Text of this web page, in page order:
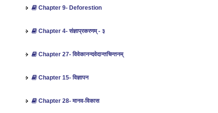
Chapter 9- Deforestion
Chapter 4- संज्ञाप्रकरणम् - ३
Chapter 27- विवेकानन्दवेदान्तचिन्तनम्
Chapter 15- विज्ञापन
Chapter 28- मानव-विकास